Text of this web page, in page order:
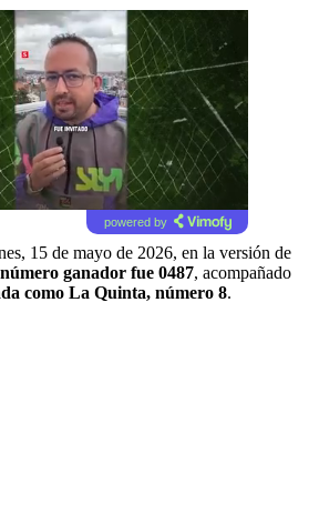
powered by
15 de mayo de 2026, en la versión de
ganador fue 0487, acompañado
como La Quinta, número 8.